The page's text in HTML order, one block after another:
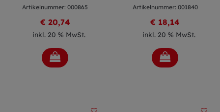
Artikelnummer: 000865
€ 20,74
inkl. 20 % MwSt.
Artikelnummer: 001840
€ 18,14
inkl. 20 % MwSt.